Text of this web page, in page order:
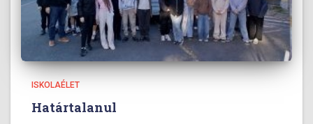
ISKOLAÉLET
Határtalanul